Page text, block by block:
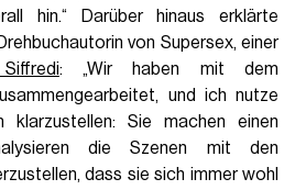
hin.“ Darüber hinaus erklärte
von Supersex, einer
: „Wir haben mit dem
und ich nutze
klarzustellen: Sie machen einen
die Szenen mit den
dass sie sich immer wohl